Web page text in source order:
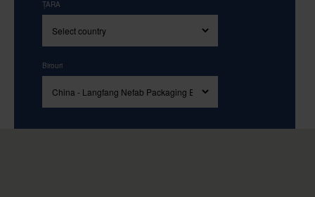
ȚARA
Birouri